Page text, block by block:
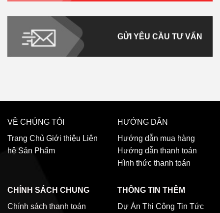
GỬI YÊU CẦU TƯ VẤN
VỀ CHÚNG TÔI
Trang Chủ Giới thiệu Liên
hệ Sản Phẩm
HƯỚNG DẪN
Hướng dẫn mua hàng
Hướng dẫn thanh toán
Hình thức thanh toán
CHÍNH SÁCH CHUNG
Chính sách thanh toán
THÔNG TIN THÊM
Dự Án Thi Công Tin Tức